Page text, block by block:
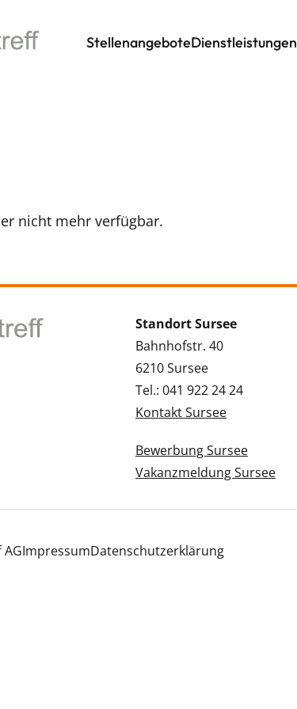
StellenangeboteDienstleistungen
nicht mehr verfügbar.
Standort Sursee
Bahnhofstr. 40
6210 Sursee
Tel.: 041 922 24 24
Kontakt Sursee
Bewerbung Sursee
Vakanzmeldung Sursee
ImpressumDatenschutzerklärung